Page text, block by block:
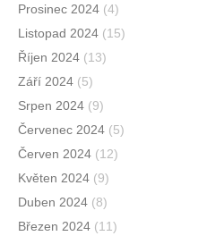
Prosinec 2024 (4)
Listopad 2024 (15)
Říjen 2024 (13)
Září 2024 (5)
Srpen 2024 (9)
Červenec 2024 (5)
Červen 2024 (12)
Květen 2024 (9)
Duben 2024 (8)
Březen 2024 (11)